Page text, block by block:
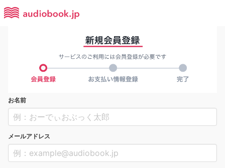
お名前
メールアドレス